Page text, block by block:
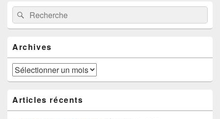
Zone
principale
de
widget
barre
latérale
Recherche :Rechercher
Archives
Archives
Articles récents